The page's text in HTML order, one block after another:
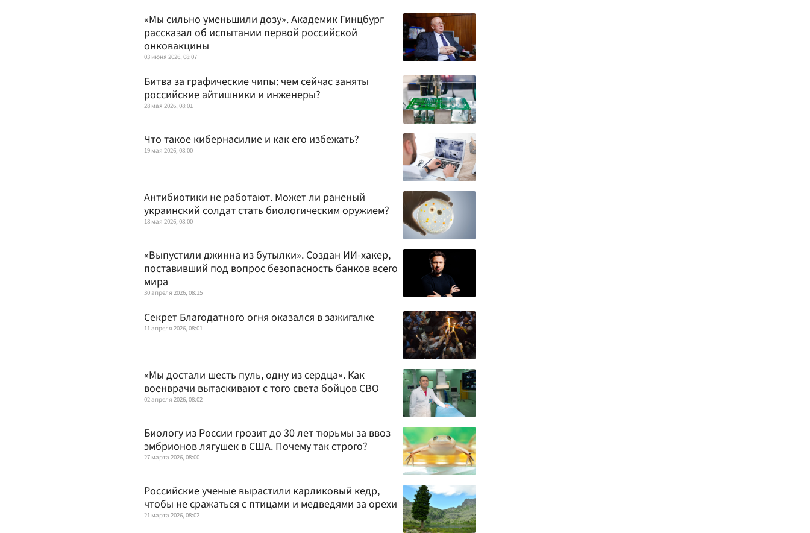
«Мы сильно уменьшили дозу». Академик Гинцбург
рассказал об испытании первой российской
онковакцины
03 июня 2026, 08:07
Битва за графические чипы: чем сейчас заняты
российские айтишники и инженеры?
28 мая 2026, 08:01
Что такое кибернасилие и как его избежать?
19 мая 2026, 08:00
Антибиотики не работают. Может ли раненый
украинский солдат стать биологическим оружием?
18 мая 2026, 08:00
«Выпустили джинна из бутылки». Создан ИИ-хакер,
поставивший под вопрос безопасность банков всего
мира
30 апреля 2026, 08:15
Секрет Благодатного огня оказался в зажигалке
11 апреля 2026, 08:01
«Мы достали шесть пуль, одну из сердца». Как
военврачи вытаскивают с того света бойцов СВО
02 апреля 2026, 08:02
Биологу из России грозит до 30 лет тюрьмы за ввоз
эмбрионов лягушек в США. Почему так строго?
27 марта 2026, 08:00
Российские ученые вырастили карликовый кедр,
чтобы не сражаться с птицами и медведями за орехи
21 марта 2026, 08:02